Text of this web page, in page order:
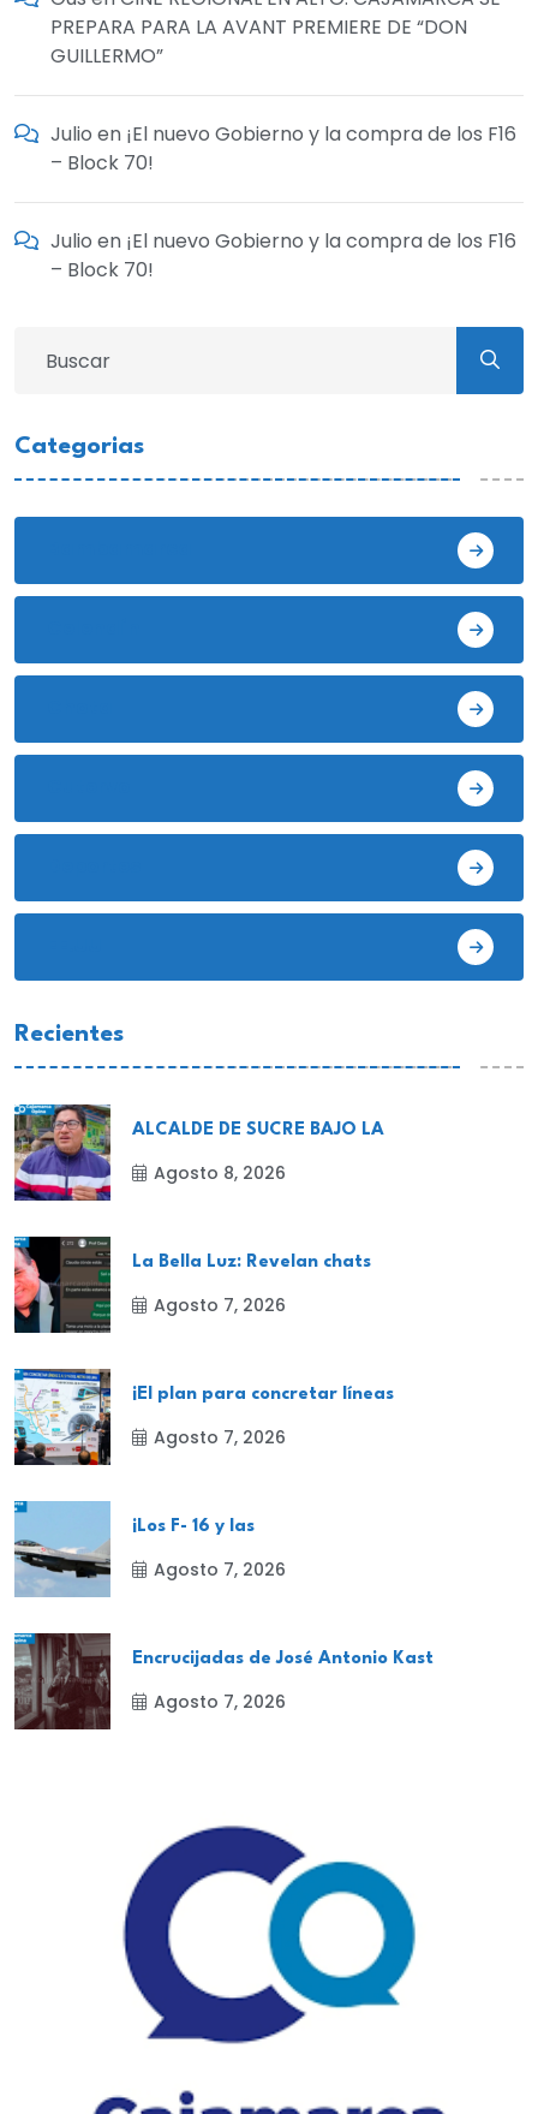
PREPARA PARA LA AVANT PREMIERE DE “DON
GUILLERMO”
Julio en ¡El nuevo Gobierno y la compra de los F16
– Block 70!
Julio en ¡El nuevo Gobierno y la compra de los F16
– Block 70!
Categorias
Recientes
ALCALDE DE SUCRE BAJO LA
Agosto 8, 2026
La Bella Luz: Revelan chats
Agosto 7, 2026
¡El plan para concretar líneas
Agosto 7, 2026
¡Los F- 16 y las
Agosto 7, 2026
Encrucijadas de José Antonio Kast
Agosto 7, 2026